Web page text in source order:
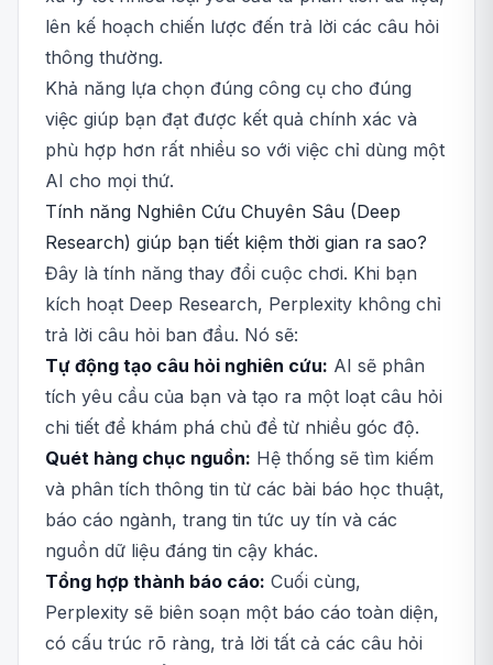
lên kế hoạch chiến lược đến trả lời các câu hỏi
thông thường.
Khả năng lựa chọn đúng công cụ cho đúng
việc giúp bạn đạt được kết quả chính xác và
phù hợp hơn rất nhiều so với việc chỉ dùng một
AI cho mọi thứ.
Tính năng Nghiên Cứu Chuyên Sâu (Deep
Research) giúp bạn tiết kiệm thời gian ra sao?
Đây là tính năng thay đổi cuộc chơi. Khi bạn
kích hoạt Deep Research, Perplexity không chỉ
trả lời câu hỏi ban đầu. Nó sẽ:
Tự động tạo câu hỏi nghiên cứu: AI sẽ phân
tích yêu cầu của bạn và tạo ra một loạt câu hỏi
chi tiết để khám phá chủ đề từ nhiều góc độ.
Quét hàng chục nguồn: Hệ thống sẽ tìm kiếm
và phân tích thông tin từ các bài báo học thuật,
báo cáo ngành, trang tin tức uy tín và các
nguồn dữ liệu đáng tin cậy khác.
Tổng hợp thành báo cáo: Cuối cùng,
Perplexity sẽ biên soạn một báo cáo toàn diện,
có cấu trúc rõ ràng, trả lời tất cả các câu hỏi